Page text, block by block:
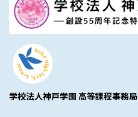
学校法人神戸学園 高等課程事務局